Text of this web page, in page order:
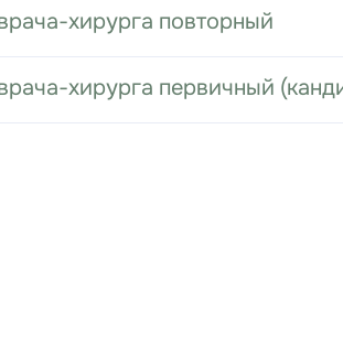
хирурга повторный
хирурга первичный